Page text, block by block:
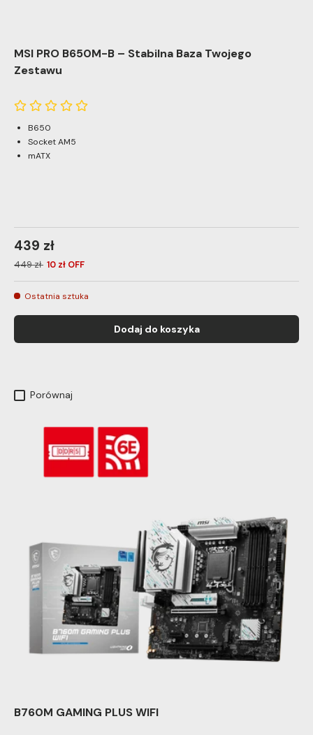
MSI PRO B650M-B – Stabilna Baza Twojego
Zestawu
B650
Socket AM5
mATX
439 zł
449 zł 10 zł OFF
Ostatnia sztuka
Dodaj do koszyka
Porównaj
B760M GAMING PLUS WIFI